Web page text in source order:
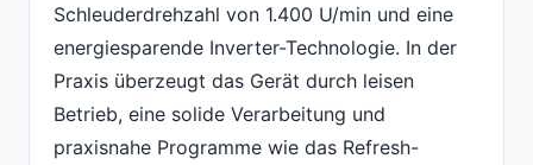
Schleuderdrehzahl von 1.400 U/min und eine
energiesparende Inverter-Technologie. In der
Praxis überzeugt das Gerät durch leisen
Betrieb, eine solide Verarbeitung und
praxisnahe Programme wie das Refresh-